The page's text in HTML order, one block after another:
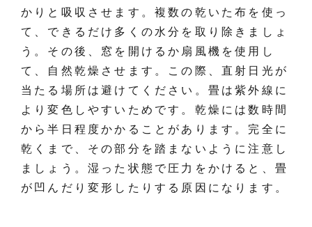
かりと吸収させます。複数の乾いた布を使っ
て、できるだけ多くの水分を取り除きましょ
う。その後、窓を開けるか扇風機を使用し
て、自然乾燥させます。この際、直射日光が
当たる場所は避けてください。畳は紫外線に
より変色しやすいためです。乾燥には数時間
から半日程度かかることがあります。完全に
乾くまで、その部分を踏まないように注意し
ましょう。湿った状態で圧力をかけると、畳
が凹んだり変形したりする原因になります。